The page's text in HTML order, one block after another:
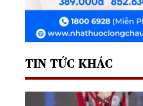
TIN TỨC KHÁC